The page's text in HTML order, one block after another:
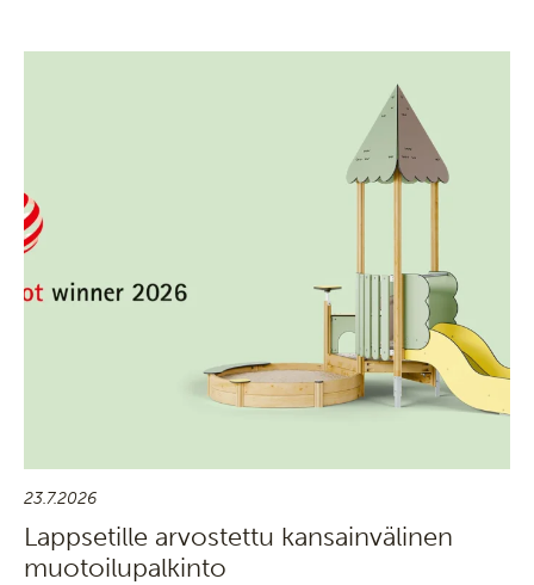
23.7.2026
Lappsetille arvostettu kansainvälinen
muotoilupalkinto